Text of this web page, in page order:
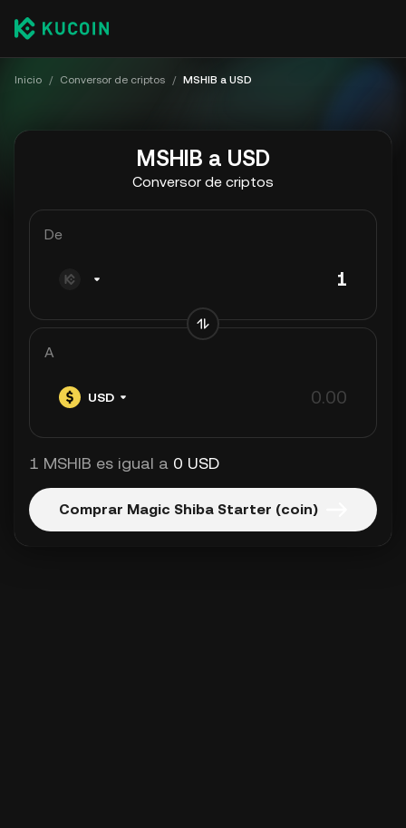
Inicio / Conversor de criptos / MSHIB a USD
MSHIB a USD
Conversor de criptos
De
A
USD
1 MSHIB es igual a 0 USD
Comprar Magic Shiba Starter (coin)